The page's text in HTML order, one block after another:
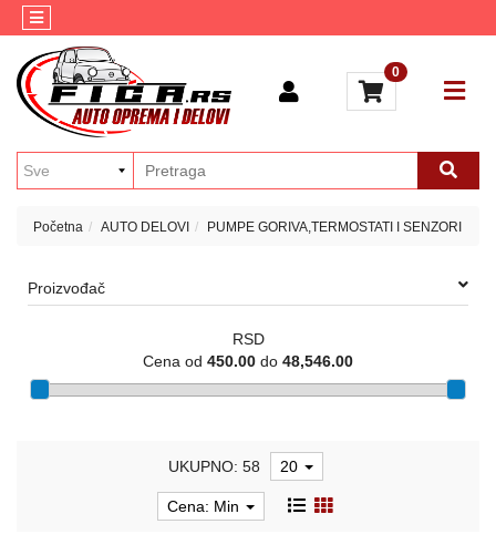
0
Kategorije
AUTO
KOZMETIKA
MAZIVA
AUTO
ELEKTRIKA
ALATI
Brendovi
Blog
Početna AUTO DELOVI PUMPE GORIVA,TERMOSTATI I SENZORI
Proizvođač
RSD
Cena od 450.00 do 48,546.00
UKUPNO: 58 20
Cena: Min